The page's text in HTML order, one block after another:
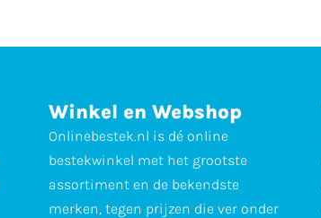
Winkel en Webshop
Onlinebestek.nl is dé online
bestekwinkel met het grootste
assortiment en de bekendste
merken, tegen prijzen die ver onder